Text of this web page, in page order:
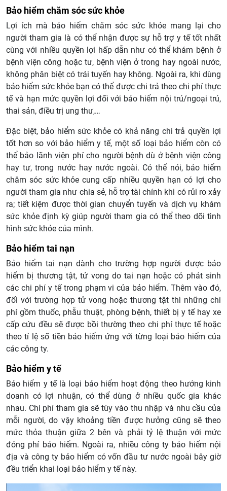
Bảo hiểm chăm sóc sức khỏe
Lợi ích mà bảo hiểm chăm sóc sức khỏe mang lại cho
người tham gia là có thể nhận được sự hỗ trợ y tế tốt nhất
cùng với nhiều quyền lợi hấp dẫn như có thể khám bệnh ở
bệnh viện công hoặc tư, bệnh viện ở trong hay ngoài nước,
không phân biệt có trái tuyến hay không. Ngoài ra, khi dùng
bảo hiểm sức khỏe bạn có thể được chi trả theo chi phí thực
tế và hạn mức quyền lợi đối với bảo hiểm nội trú/ngoại trú,
thai sản, điều trị ung thư,…
Đặc biệt, bảo hiểm sức khỏe có khả năng chi trả quyền lợi
tốt hơn so với bảo hiểm y tế, một số loại bảo hiểm còn có
thể bảo lãnh viện phí cho người bệnh dù ở bệnh viện công
hay tư, trong nước hay nước ngoài. Có thể nói, bảo hiểm
chăm sóc sức khỏe cung cấp nhiều quyền hạn có lợi cho
người tham gia như chia sẻ, hỗ trợ tài chính khi có rủi ro xảy
ra; tiết kiệm được thời gian chuyển tuyến và dịch vụ khám
sức khỏe định kỳ giúp người tham gia có thể theo dõi tình
hình sức khỏe của mình.
Bảo hiểm tai nạn
Bảo hiểm tai nạn dành cho trường hợp người được bảo
hiểm bị thương tật, tử vong do tai nạn hoặc có phát sinh
các chi phí y tế trong phạm vi của bảo hiểm. Thêm vào đó,
đối với trường hợp tử vong hoặc thương tật thì những chi
phí gồm thuốc, phẫu thuật, phòng bệnh, thiết bị y tế hay xe
cấp cứu đều sẽ được bồi thường theo chi phí thực tế hoặc
theo tỉ lệ số tiền bảo hiểm ứng với từng loại bảo hiểm của
các công ty.
Bảo hiểm y tế
Bảo hiểm y tế là loại bảo hiểm hoạt động theo hướng kinh
doanh có lợi nhuận, có thể dùng ở nhiều quốc gia khác
nhau. Chi phí tham gia sẽ tùy vào thu nhập và nhu cầu của
mỗi người, do vậy khoảng tiền được hưởng cũng sẽ theo
mức thỏa thuận giữa 2 bên và phải tỷ lệ thuận với mức
đóng phí bảo hiểm. Ngoài ra, nhiều công ty bảo hiểm nội
địa và công ty bảo hiểm có vốn đầu tư nước ngoài bây giờ
đều triển khai loại bảo hiểm y tế này.